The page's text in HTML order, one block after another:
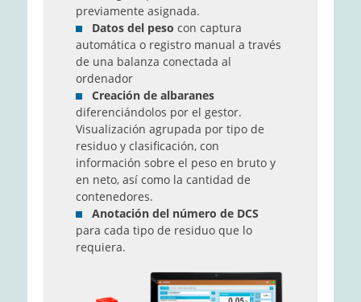
previamente asignada.
Datos del peso con captura
automática o registro manual a través
de una balanza conectada al
ordenador
Creación de albaranes
diferenciándolos por el gestor.
Visualización agrupada por tipo de
residuo y clasificación, con
información sobre el peso en bruto y
en neto, así como la cantidad de
contenedores.
Anotación del número de DCS
para cada tipo de residuo que lo
requiera.